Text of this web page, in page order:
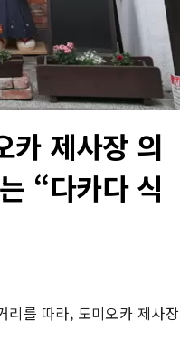
카 제사장 의
“다카다 식
리를 따라, 도미오카 제사장